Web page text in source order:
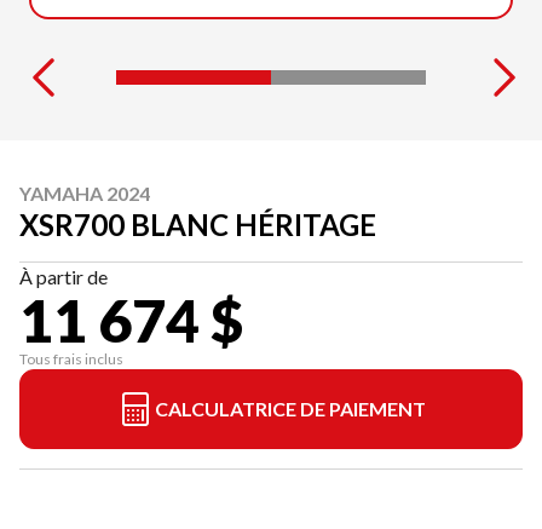
YAMAHA 2024
XSR700 BLANC HÉRITAGE
À partir de
11 674 $
Tous frais inclus
CALCULATRICE DE PAIEMENT